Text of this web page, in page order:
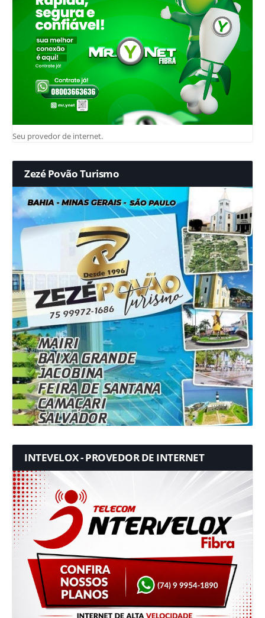
Seu provedor de internet.
Zezé Povão Turismo
INTEVELOX - PROVEDOR DE INTERNET